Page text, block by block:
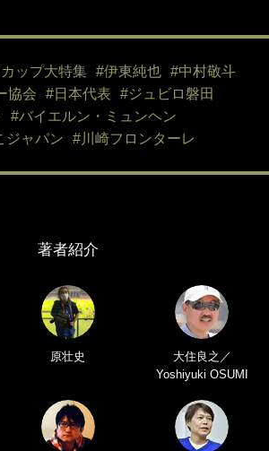
ップ大特集 #伊東純也
#中村敬斗
協会
#日本代表
#ジュビロ磐田
#バイエルン・ミュンヘン
ジャパン
#川崎フロンターレ
著者紹介
原壮史
大住良之／
Yoshiyuki OSUMI